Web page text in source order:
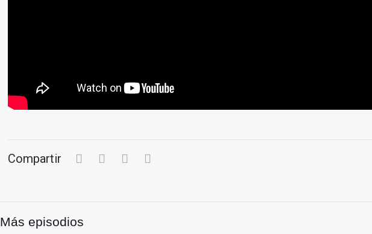
Compartir
Más episodios